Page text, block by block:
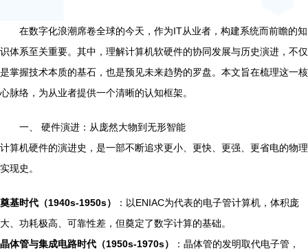
在数字化浪潮席卷全球的今天，作为IT从业者，构建系统而前瞻的知
识体系至关重要。其中，理解计算机软硬件的协同发展与历史演进，不仅
是掌握技术本质的基石，也是预见未来趋势的罗盘。本文旨在梳理这一核
心脉络，为从业者提供一个清晰的认知框架。
一、 硬件演进：从庞然大物到无形智能
计算机硬件的演进史，是一部不断追求更小、更快、更强、更省电的物理
实现史。
奠基时代（1940s-1950s）
：以ENIAC为代表的电子管计算机，体积庞
大、功耗极高、可靠性差，但奠定了数字计算的基础。
晶体管与集成电路时代（1950s-1970s）
：晶体管的发明取代电子管，